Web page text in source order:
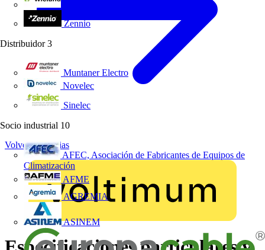
Zennio
Distribuidor 3
Muntaner Electro
Novelec
Sinelec
Socio industrial 10
AFEC, Asociación de Fabricantes de Equipos de
Climatización
AFME
AGREMIA
ASINEM
Volver a Noticias